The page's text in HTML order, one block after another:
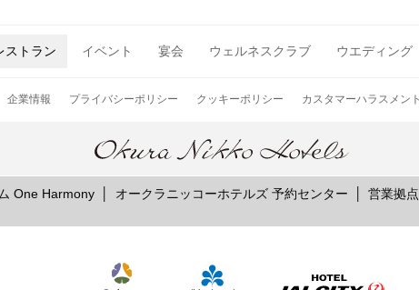
ストラン イベント 宴会 ウェルネスクラブ ウエディング
企業情報 プライバシーポリシー クッキーポリシー カスタマーハラスメン
One Harmony オークラニッコーホテルズ 予約センター 営業拠
2F 日本料理